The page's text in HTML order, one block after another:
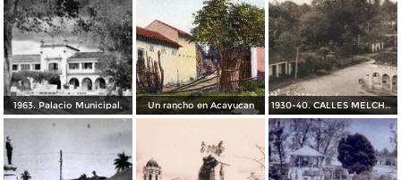
1963. Palacio Municipal. Un rancho en Acayucan 1930-40. CALLES MELCHOR OCAMPO Y GUADALUPE VICTORIA.